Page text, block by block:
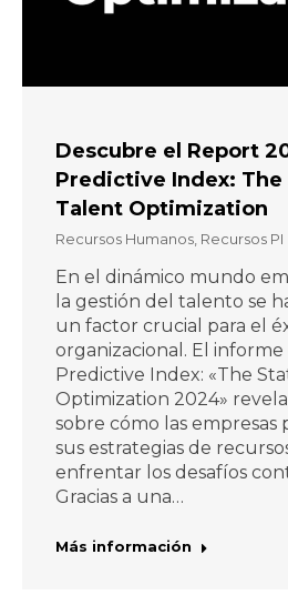
Descubre el Report
Predictive Index:
Talent Optimization
Recursos Humanos Recursos PI
En el dinámico mundo
la gestión del talento se
un factor crucial para el
organizacional. El informe
Predictive Index: «The
Optimization 2024»
sobre cómo las
sus estrategias de
enfrentar los desafíos
Gracias a una…
Más información